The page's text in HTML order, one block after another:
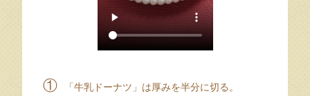
① 「牛乳ドーナツ」は厚みを半分に切る。